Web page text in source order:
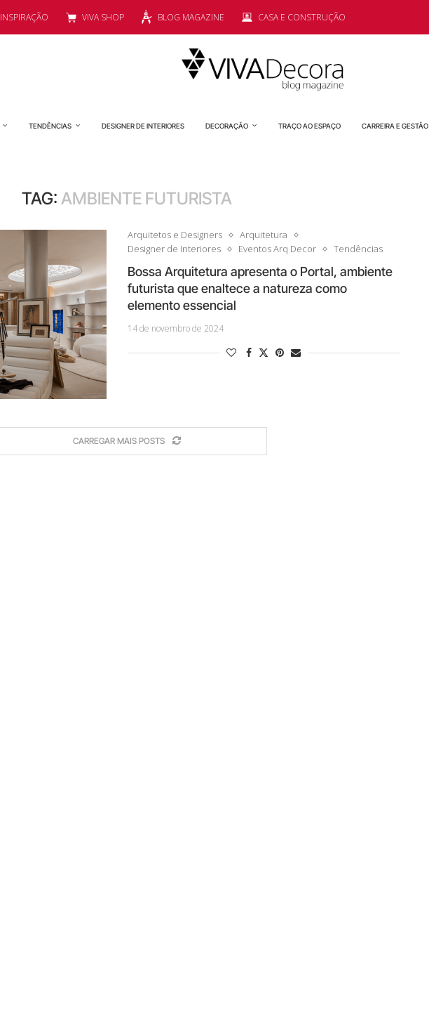
INSPIRAÇÃO VIVA SHOP BLOG MAGAZINE CASA E CONSTRUÇÃO
TENDÊNCIAS DESIGNER DE INTERIORES DECORAÇÃO TRAÇO AO ESPAÇO CARREIRA E GESTÃO
TAG: AMBIENTE FUTURISTA
Arquitetos e Designers
Arquitetura
Designer de Interiores
Eventos Arq Decor Tendências
Bossa Arquitetura apresenta o Portal, ambiente
futurista que enaltece a natureza como
elemento essencial
14 de novembro de 2024
CARREGAR MAIS POSTS